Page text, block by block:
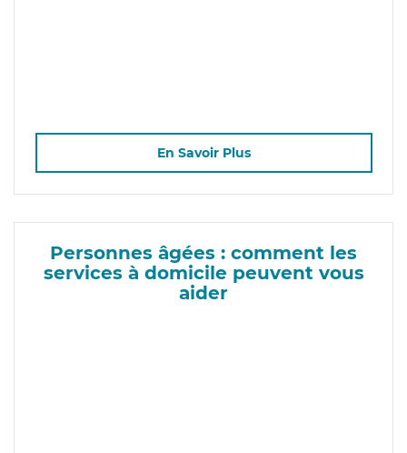
En Savoir Plus
Personnes âgées : comment les
services à domicile peuvent vous
aider